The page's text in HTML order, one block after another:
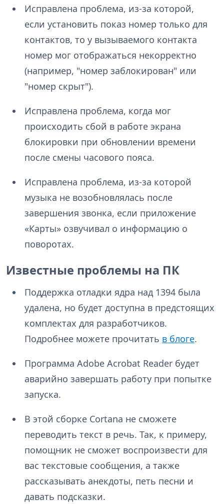
Исправлена проблема, из-за которой,
если установить показ номер только для
контактов, то у вызываемого контакта
номер мог отображаться некорректно
(например, "номер заблокирован" или
"номер скрыт").
Исправлена проблема, когда мог
происходить сбой в работе экрана
блокировки при обновлении времени
после смены часового пояса.
Исправлена проблема, из-за которой
музыка не возобновлялась после
завершения звонка, если приложение
«Карты» озвучивал о информацию о
поворотах.
Известные проблемы на ПК
Поддержка отладки ядра над 1394 была
удалена, но будет доступна в предстоящих
комплектах для разработчиков.
Подробнее можете прочитать в блоге.
Программа Adobe Acrobat Reader будет
аварийно завершать работу при попытке
запуска.
В этой сборке Cortana не сможете
переводить текст в речь. Так, к примеру,
помощник не сможет воспроизвести для
вас текстовые сообщения, а также
рассказывать анекдоты, петь песни и
давать подсказки.